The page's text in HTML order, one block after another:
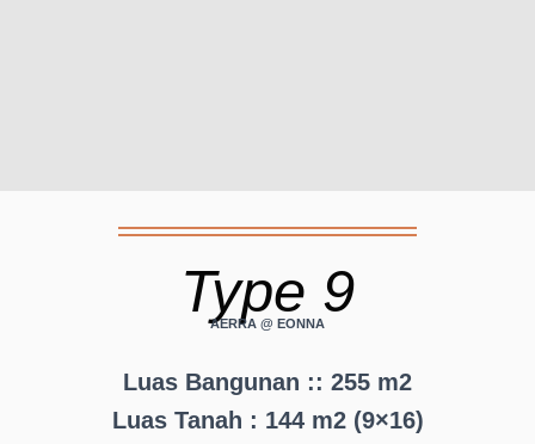
Type 9
AERRA @ EONNA
Luas Bangunan :: 255 m2
Luas Tanah : 144 m2 (9×16)